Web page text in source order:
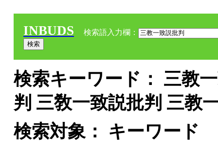
INBUDS 検索語入力欄：
検索キーワード： 三教
判 三敎一致説批判 三教
検索対象： キーワード